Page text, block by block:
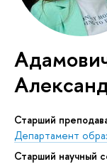
Старший
Департамент
Старший научный